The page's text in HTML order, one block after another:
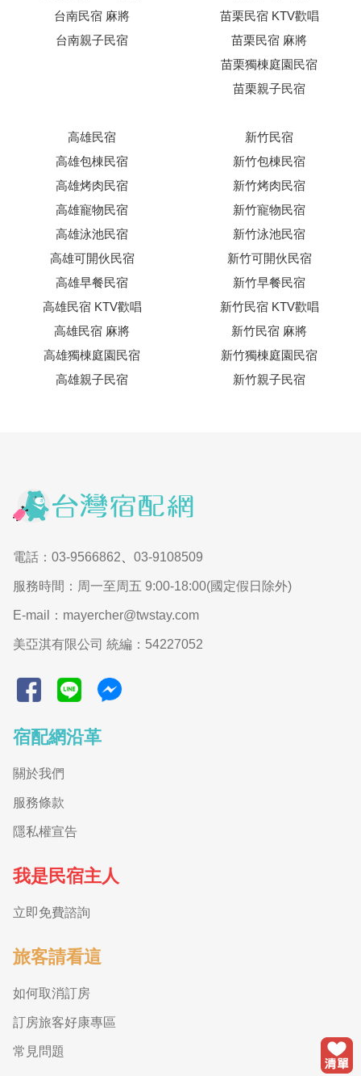
台南民宿 麻將
台南親子民宿
苗栗民宿 KTV歡唱
苗栗民宿 麻將
苗栗獨棟庭園民宿
苗栗親子民宿
高雄民宿
高雄包棟民宿
高雄烤肉民宿
高雄寵物民宿
高雄泳池民宿
高雄可開伙民宿
高雄早餐民宿
高雄民宿 KTV歡唱
高雄民宿 麻將
高雄獨棟庭園民宿
高雄親子民宿
新竹民宿
新竹包棟民宿
新竹烤肉民宿
新竹寵物民宿
新竹泳池民宿
新竹可開伙民宿
新竹早餐民宿
新竹民宿 KTV歡唱
新竹民宿 麻將
新竹獨棟庭園民宿
新竹親子民宿
電話：03-9566862 03-9108509
服務時間：周一至周五 9:00-18:00(國定假日除外)
E-mail：mayercher@twstay.com
美亞淇有限公司 統編：54227052
宿配網沿革
關於我們
服務條款
隱私權宣告
我是民宿主人
立即免費諮詢
旅客請看這
如何取消訂房
訂房旅客好康專區
常見問題